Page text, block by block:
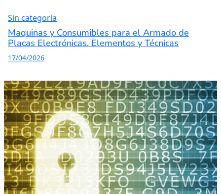
Sin categoría
Maquinas y Consumibles para el Armado de
Placas Electrónicas. Elementos y Técnicas
17/04/2026